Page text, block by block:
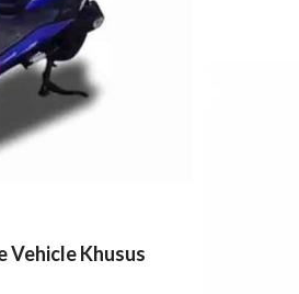
Vehicle Khusus